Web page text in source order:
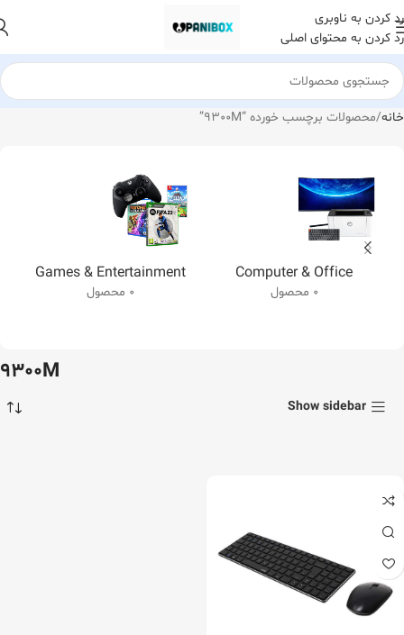
رد کردن به ناوبری
رد کردن به محتوای اصلی
خانه محصولات برچسب خورده “9300M”
Computer & Office
0 محصول
Games & Entertainment
0 محصول
9300M
Show sidebar